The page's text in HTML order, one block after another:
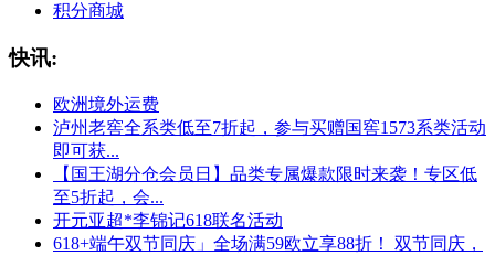
积分商城
快讯:
欧洲境外运费
泸州老窖全系类低至7折起，参与买赠国窖1573系类活动
即可获...
【国王湖分仓会员日】品类专属爆款限时来袭！专区低
至5折起，会...
开元亚超*李锦记618联名活动
618+端午双节同庆」全场满59欧立享88折！ 双节同庆，